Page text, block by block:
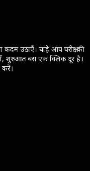
कदम उठाएँ। चाहे आप परीक्षा की
हों, शुरुआत बस एक क्लिक दूर है।